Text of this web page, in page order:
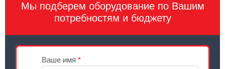
Мы подберем оборудование по Вашим
потребностям и бюджету
Ваше имя *